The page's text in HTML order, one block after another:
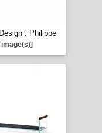
: Philippe
image(s)]